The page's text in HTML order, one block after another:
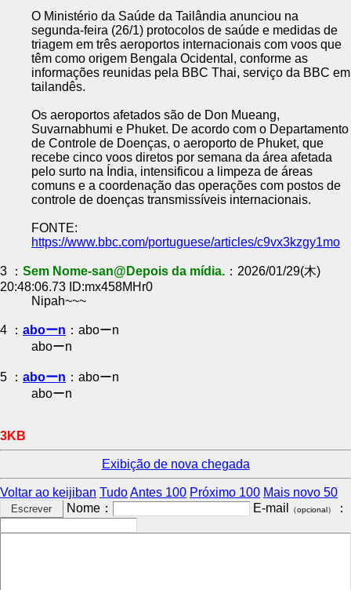
O Ministério da Saúde da Tailândia anunciou na
segunda-feira (26/1) protocolos de saúde e medidas de
triagem em três aeroportos internacionais com voos que
têm como origem Bengala Ocidental, conforme as
informações reunidas pela BBC Thai, serviço da BBC em
tailandês.
Os aeroportos afetados são de Don Mueang,
Suvarnabhumi e Phuket. De acordo com o Departamento
de Controle de Doenças, o aeroporto de Phuket, que
recebe cinco voos diretos por semana da área afetada
pelo surto na Índia, intensificou a limpeza de áreas
comuns e a coordenação das operações com postos de
controle de doenças transmissíveis internacionais.
FONTE:
https://www.bbc.com/portuguese/articles/c9vx3kzgy1mo
3 ： Sem Nome-san@Depois da mídia. ：2026/01/29(木)
20:48:06.73 ID:mx458MHr0
Nipah~~~
4 ： aboーn ：aboーn
aboーn
5 ： aboーn ：aboーn
aboーn
3KB
Exibição de nova chegada
Voltar ao keijiban TudoAntes 100 Próximo 100 Mais novo 50
Nome：
E-mail （opcional） ：